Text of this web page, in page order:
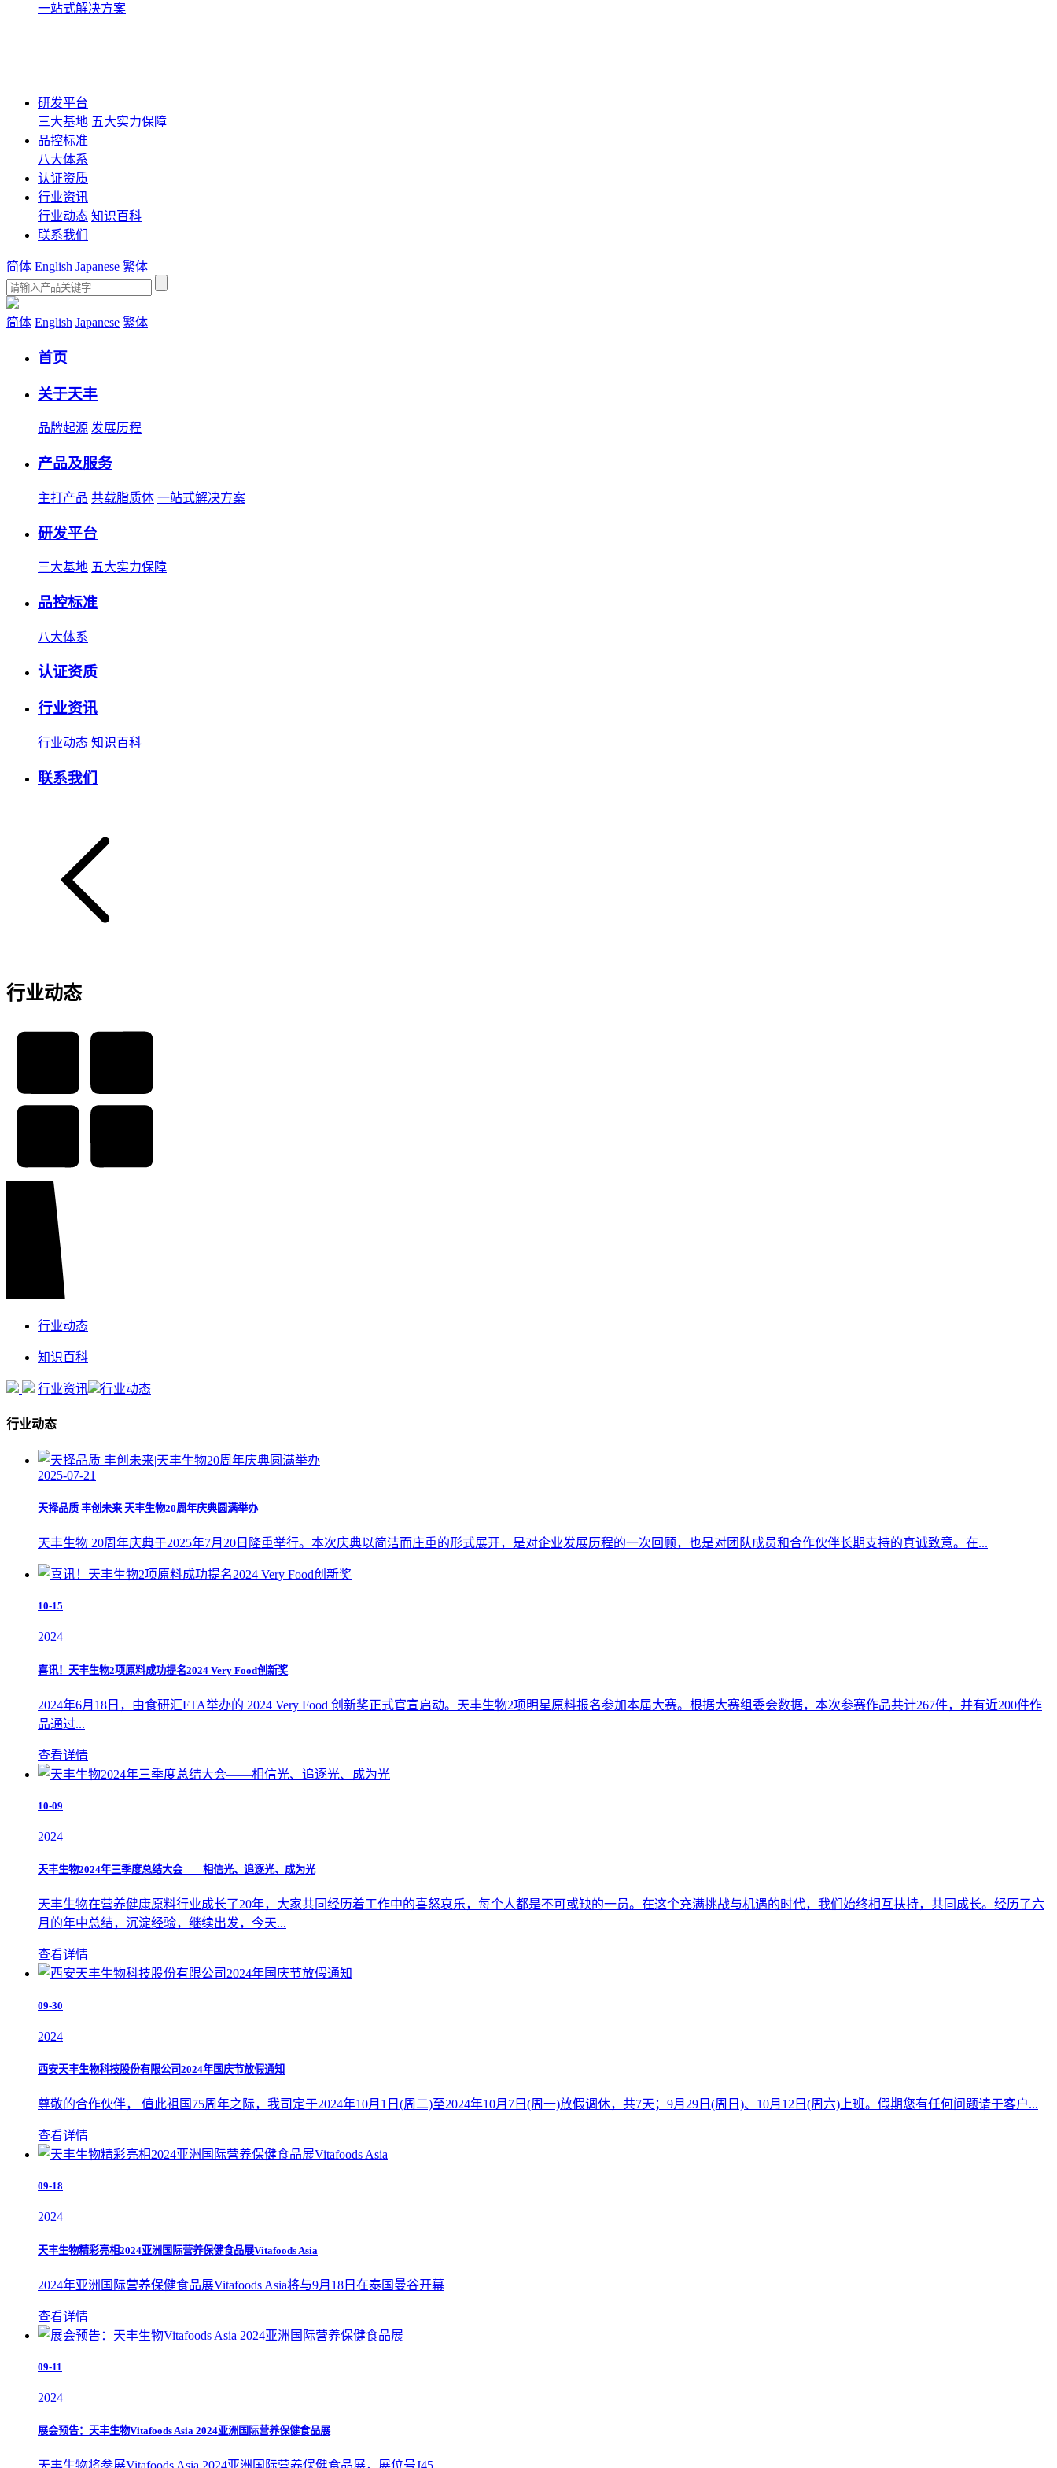
一站式解决方案
研发平台
三大基地 五大实力保障
品控标准
八大体系
认证资质
行业资讯
行业动态 知识百科
联系我们
简体 English Japanese 繁体
简体 English Japanese 繁体
首页
关于天丰
品牌起源 发展历程
产品及服务
主打产品 共载脂质体 一站式解决方案
研发平台
三大基地 五大实力保障
品控标准
八大体系
认证资质
行业资讯
行业动态 知识百科
联系我们
行业动态
行业动态
知识百科
行业资讯 行业动态
行业动态
2025-07-21
天择品质 丰创未来|天丰生物20周年庆典圆满举办
天丰生物 20周年庆典于2025年7月20日隆重举行。本次庆典以简洁而庄重的形式展开，是对企业发展历程的一次回顾，也是对团队成员和合作伙伴长期支持的真诚致意。在...
10-15
2024
喜讯！天丰生物2项原料成功提名2024 Very Food创新奖
2024年6月18日，由食研汇FTA举办的 2024 Very Food 创新奖正式官宣启动。天丰生物2项明星原料报名参加本届大赛。根据大赛组委会数据，本次参赛作品共计267件，并有近200件作
品通过...
查看详情
10-09
2024
天丰生物2024年三季度总结大会——相信光、追逐光、成为光
天丰生物在营养健康原料行业成长了20年，大家共同经历着工作中的喜怒哀乐，每个人都是不可或缺的一员。在这个充满挑战与机遇的时代，我们始终相互扶持，共同成长。经历了六
月的年中总结，沉淀经验，继续出发，今天...
查看详情
09-30
2024
西安天丰生物科技股份有限公司2024年国庆节放假通知
尊敬的合作伙伴， 值此祖国75周年之际，我司定于2024年10月1日(周二)至2024年10月7日(周一)放假调休，共7天；9月29日(周日)、10月12日(周六)上班。假期您有任何问题请于客户...
查看详情
09-18
2024
天丰生物精彩亮相2024亚洲国际营养保健食品展Vitafoods Asia
2024年亚洲国际营养保健食品展Vitafoods Asia将与9月18日在泰国曼谷开幕
查看详情
09-11
2024
展会预告：天丰生物Vitafoods Asia 2024亚洲国际营养保健食品展